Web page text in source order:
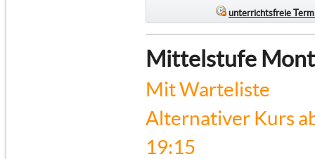
unterrichtsfreie
Mittelstufe
Mit Warteliste
Alternativer Kurs
19:15